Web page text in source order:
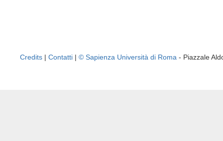
Credits | Contatti | © Sapienza Università di Roma - Piazzale